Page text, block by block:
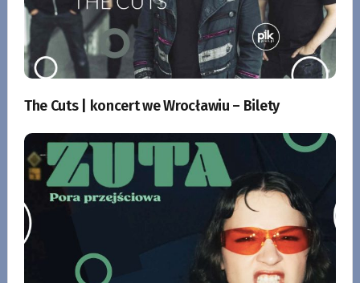
The Cuts | koncert we Wrocławiu – Bilety